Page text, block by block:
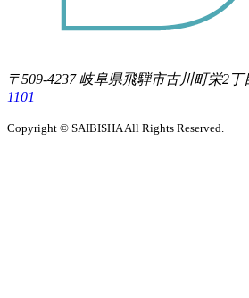
〒509-4237 岐阜県飛騨市古川町栄2丁
1101
Copyright © SAIBISHA All Rights Reserved.